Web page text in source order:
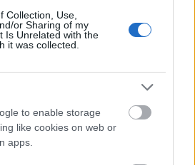
Collection, Use,
or Sharing of my
Is Unrelated with the
it was collected.
to enable storage
like cookies on web or
apps.
a Penguin Press
David Byrne "SLEEPING
Ideas Go Dormant and How
könyvét, mely egy ragyogó és
hogyan merülnek feledésbe
fedezik fel őket újra. A kötet
napvilágot keménykötéses,
formában.